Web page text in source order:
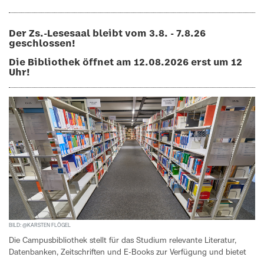
Der Zs.-Lesesaal bleibt vom 3.8. - 7.8.26
geschlossen!
Die Bibliothek öffnet am 12.08.2026 erst um 12
Uhr!
BILD: @KARSTEN FLÖGEL
Die Campusbibliothek stellt für das Studium relevante Literatur,
Datenbanken, Zeitschriften und E-Books zur Verfügung und bietet